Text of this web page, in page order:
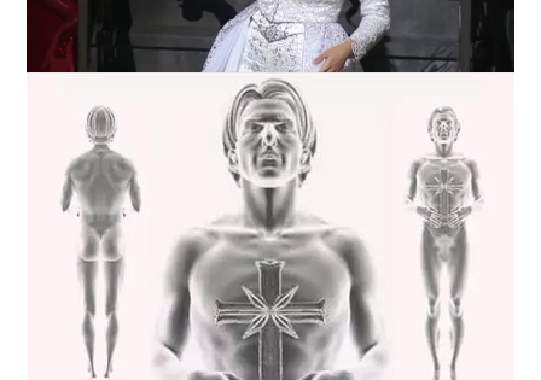
Unmute Loaded:
25.99%